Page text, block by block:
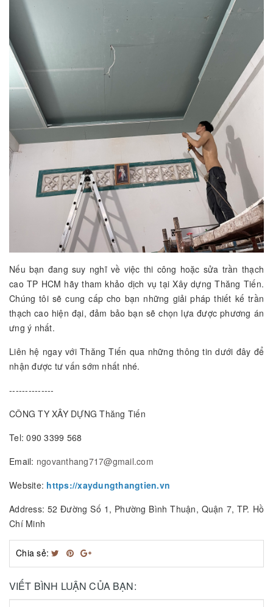
Nếu bạn đang suy nghĩ về việc thi công hoặc sửa trần thạch
cao TP HCM hãy tham khảo dịch vụ tại Xây dựng Thăng Tiến.
Chúng tôi sẽ cung cấp cho bạn những giải pháp thiết kế trần
thạch cao hiện đại, đảm bảo bạn sẽ chọn lựa được phương án
ưng ý nhất.
Liên hệ ngay với Thăng Tiến qua những thông tin dưới đây để
nhận được tư vấn sớm nhất nhé.
--------------
CÔNG TY XÂY DỰNG Thăng Tiến
Tel: 090 3399 568
Email: ngovanthang717@gmail.com
Website: https://xaydungthangtien.vn
Address: 52 Đường Số 1, Phường Bình Thuận, Quận 7, TP. Hồ
Chí Minh
Chia sẻ:
VIẾT BÌNH LUẬN CỦA BẠN: